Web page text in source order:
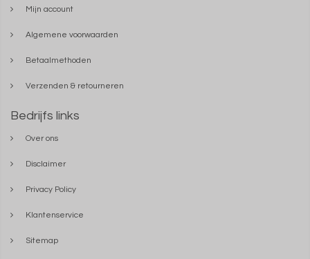
Mijn account
Algemene voorwaarden
Betaalmethoden
Verzenden & retourneren
Bedrijfs links
Over ons
Disclaimer
Privacy Policy
Klantenservice
Sitemap